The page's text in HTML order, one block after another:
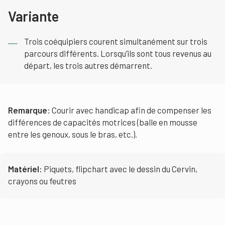
Variante
Trois coéquipiers courent simultanément sur trois
parcours différents. Lorsqu’ils sont tous revenus au
départ, les trois autres démarrent.
Remarque: Courir avec handicap afin de compenser les
différences de capacités motrices (balle en mousse
entre les genoux, sous le bras, etc.).
Matériel: Piquets, flipchart avec le dessin du Cervin,
crayons ou feutres